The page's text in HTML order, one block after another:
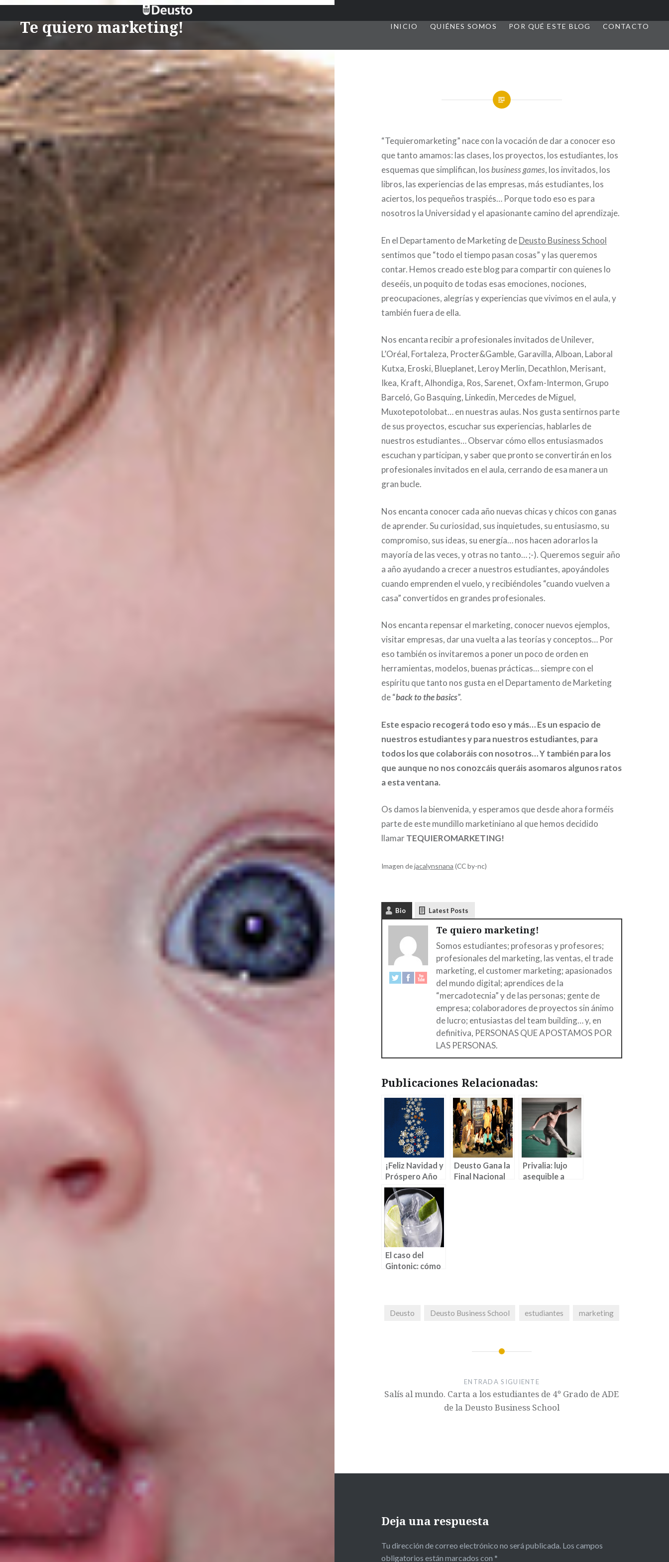
Te quiero marketing! INICIO QUIÉNES SOMOS POR QUÉ ESTE BLOG CONTACTO
“Tequieromarketing” nace con la vocación de dar a conocer eso
que tanto amamos: las clases, los proyectos, los estudiantes, los
esquemas que simplifican, losbusiness games, los invitados, los
libros, las experiencias de las empresas, más estudiantes, los
aciertos, los pequeños traspiés… Porque todo eso es para
nosotros la Universidad y el apasionante camino del aprendizaje.
En el Departamento de Marketing deDeusto Business School
sentimos que “todo el tiempo pasan cosas” y las queremos
contar. Hemos creado este blog para compartir con quienes lo
deseéis, un poquito de todas esas emociones, nociones,
preocupaciones, alegrías y experiencias que vivimos en el aula, y
también fuera de ella.
Nos encanta recibir a profesionales invitados de Unilever,
L’Oréal, Fortaleza, Procter&Gamble, Garavilla, Alboan, Laboral
Kutxa, Eroski, Blueplanet, Leroy Merlin, Decathlon, Merisant,
Ikea, Kraft, Alhondiga, Ros, Sarenet, Oxfam-Intermon, Grupo
Barceló, Go Basquing, Linkedin, Mercedes de Miguel,
Muxotepotolobat… en nuestras aulas. Nos gusta sentirnos parte
de sus proyectos, escuchar sus experiencias, hablarles de
nuestros estudiantes… Observar cómo ellos entusiasmados
escuchan y participan, y saber que pronto se convertirán en los
profesionales invitados en el aula, cerrando de esa manera un
gran bucle.
Nos encanta conocer cada año nuevas chicas y chicos con ganas
de aprender. Su curiosidad, sus inquietudes, su entusiasmo, su
compromiso, sus ideas, su energía… nos hacen adorarlos la
mayoría de las veces, y otras no tanto… ;-). Queremos seguir año
a año ayudando a crecer a nuestros estudiantes, apoyándoles
cuando emprenden el vuelo, y recibiéndoles “cuando vuelven a
casa” convertidos en grandes profesionales.
Nos encanta repensar el marketing, conocer nuevos ejemplos,
visitar empresas, dar una vuelta a las teorías y conceptos… Por
eso también os invitaremos a poner un poco de orden en
herramientas, modelos, buenas prácticas… siempre con el
espíritu que tanto nos gusta en el Departamento de Marketing
de “back to the basics”.
Este espacio recogerá todo eso y más… Es un espacio de
nuestros estudiantes y para nuestros estudiantes, para
todos los que colaboráis con nosotros… Y también para los
que aunque no nos conozcáis queráis asomaros algunos ratos
a esta ventana.
Os damos la bienvenida, y esperamos que desde ahora forméis
parte de este mundillo marketiniano al que hemos decidido
llamarTEQUIEROMARKETING!
Imagen dejacalynsnana (CC by-nc)
Bio Latest Posts
Te quiero marketing!
Somos estudiantes; profesoras y profesores;
profesionales del marketing, las ventas, el trade
marketing, el customer marketing; apasionados
del mundo digital; aprendices de la
“mercadotecnia” y de las personas; gente de
empresa; colaboradores de proyectos sin ánimo
de lucro; entusiastas del team building… y, en
definitiva, PERSONAS QUE APOSTAMOS POR
LAS PERSONAS.
Publicaciones Relacionadas:
¡Feliz Navidad y
Próspero Año
Nuevo! (por
Jaione Yábar)
Deusto Gana la
Final Nacional
Privalia: lujo
asequible a
El caso del
Gintonic: cómo
Zalbidea)
Deusto Deusto Business School estudiantes marketing
ENTRADA SIGUIENTE
Salís al mundo. Carta a los estudiantes de 4º Grado de ADE
de la Deusto Business School
Deja una respuesta
Tu dirección de correo electrónico no será publicada. Los campos
obligatorios están marcados con *